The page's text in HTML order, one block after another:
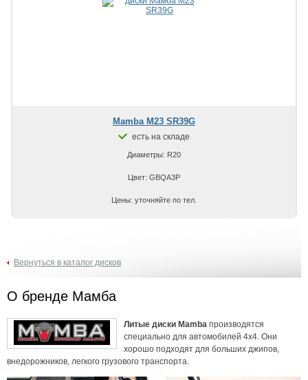
Mamba M23 SR39G
есть на складе
Диаметры: R20
Цвет: GBQA3P
Цены: уточняйте по тел.
Вернуться в каталог дисков
О бренде Мамба
Литые диски Mamba производятся
специально для автомобилей 4х4. Они
хорошо подходят для больших джипов,
внедорожников, легкого грузового транспорта.